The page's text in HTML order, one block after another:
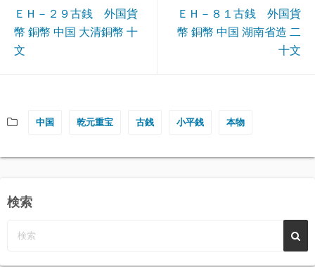
ＥＨ－２９古銭 外国貨
幣 銅幣 中国 大清銅幣 十
文
ＥＨ－８１古銭 外国貨
幣 銅幣 中国 湖南省造 二
十文
中国 乾元重宝 古銭 小平銭 本物
検索